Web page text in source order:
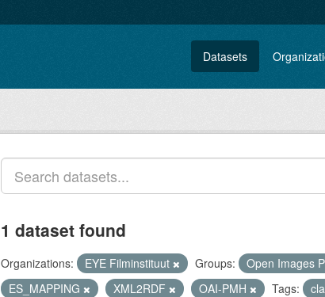
Datasets
1 dataset found
Organizations: EYE Filminstituut Groups: Open Images
ES_MAPPING
XML2RDF OAI-PMH Tags: